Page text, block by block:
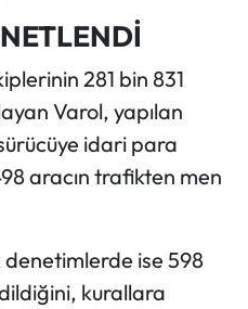
281 bin 831
Varol, yapılan
idari para
aracın trafikten men
denetimlerde ise 598
kurallara